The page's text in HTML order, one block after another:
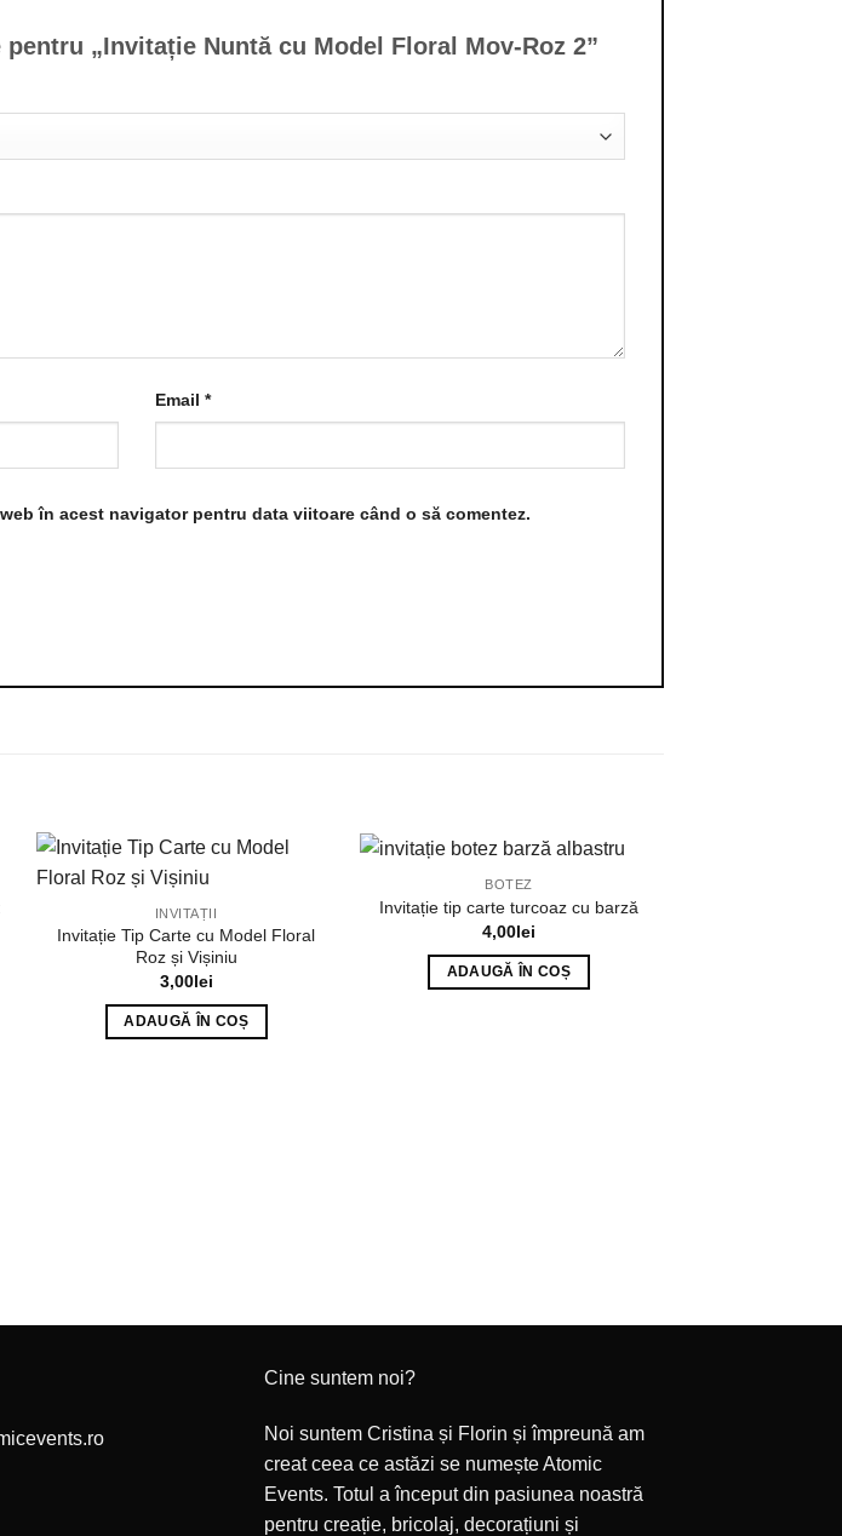
„Invitație Nuntă cu Model Floral Mov-Roz 2”
Email *
în acest navigator pentru data viitoare când o să comentez.
INVITAȚII
Invitație Tip Carte cu Model Floral
Roz și Vișiniu
3,00lei
ADAUGĂ ÎN COȘ
BOTEZ
Invitație tip carte turcoaz cu barză
4,00lei
ADAUGĂ ÎN COȘ
Cine suntem noi?
Noi suntem Cristina și Florin și împreună am
creat ceea ce astăzi se numește Atomic
Events. Totul a început din pasiunea noastră
pentru creație, bricolaj, decorațiuni și